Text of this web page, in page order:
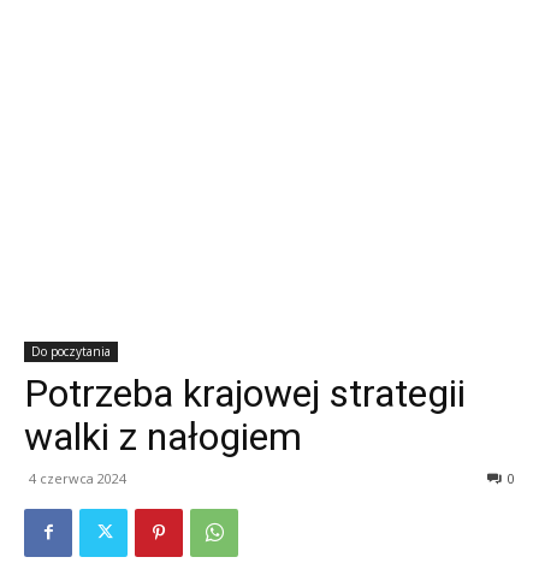
Do poczytania
Potrzeba krajowej strategii
walki z nałogiem
4 czerwca 2024 0